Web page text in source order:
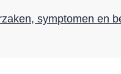
symptomen en